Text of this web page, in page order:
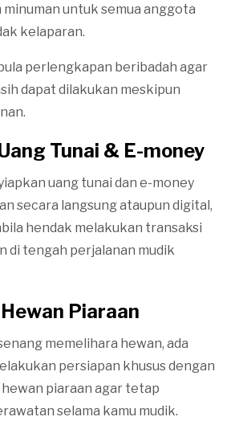
minuman untuk semua anggota
kelaparan.
perlengkapan beribadah agar
dapat dilakukan meskipun
Tunai & E-money
uang tunai dan e-money
secara langsung ataupun digital,
hendak melakukan transaksi
di tengah perjalanan mudik
Piaraan
memelihara hewan, ada
persiapan khusus dengan
piaraan agar tetap
selama kamu mudik.